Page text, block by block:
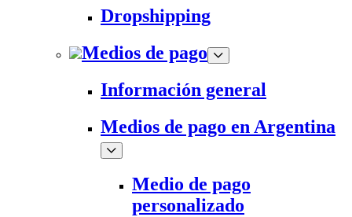
Dropshipping
Medios de pago
Información general
Medios de pago en Argentina
Medio de pago
personalizado